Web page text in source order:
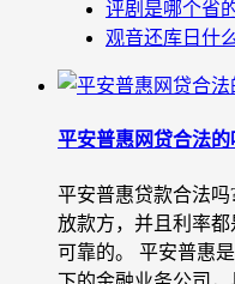
评剧是哪个省
观音还库日什
平安普惠网贷合法的
平安普惠贷款合法
放款方，并且利率
可靠的。 平安普惠